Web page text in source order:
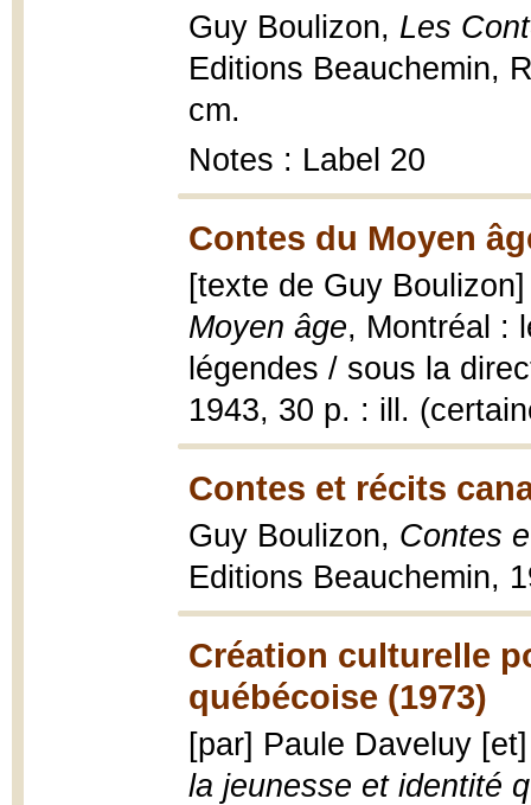
Guy Boulizon, Les
Editions Beauchemin,
cm.
Notes : Label 20
Contes du Moyen
[texte de Guy
Moyen âge, Montréal :
légendes / sous la
1943, 30 p. : ill.
Contes et récits
Guy Boulizon, Contes
Editions Beauchemin,
Création culturelle
québécoise (1973)
[par] Paule Daveluy
la jeunesse et identité